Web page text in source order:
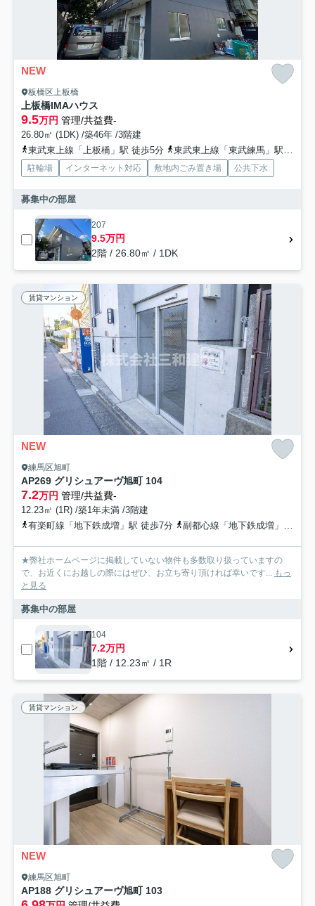
NEW
板橋区上板橋
上板橋IMAハウス
9.5万円 管理/共益費-
26.80㎡ (1DK) /築46年 /3階建
東武東上線「上板橋」駅 徒歩5分
東武東上線「東武練馬」駅 徒歩15分
駐輪場 インターネット対応 敷地内ごみ置き場 公共下水
募集中の部屋
207
9.5万円
2階 / 26.80㎡ / 1DK
賃貸マンション
NEW
練馬区旭町
AP269 グリシュアーヴ旭町 104
7.2万円 管理/共益費-
12.23㎡ (1R) /築1年未満 /3階建
有楽町線「地下鉄成増」駅 徒歩7分
副都心線「地下鉄成増」駅 徒歩7分
★弊社ホームページに掲載していない物件も多数取り扱っていますの
で、お近くにお越しの際にはぜひ、お立ち寄り頂ければ幸いです... もっ
と見る
募集中の部屋
104
7.2万円
1階 / 12.23㎡ / 1R
賃貸マンション
NEW
練馬区旭町
AP188 グリシュアーヴ旭町 103